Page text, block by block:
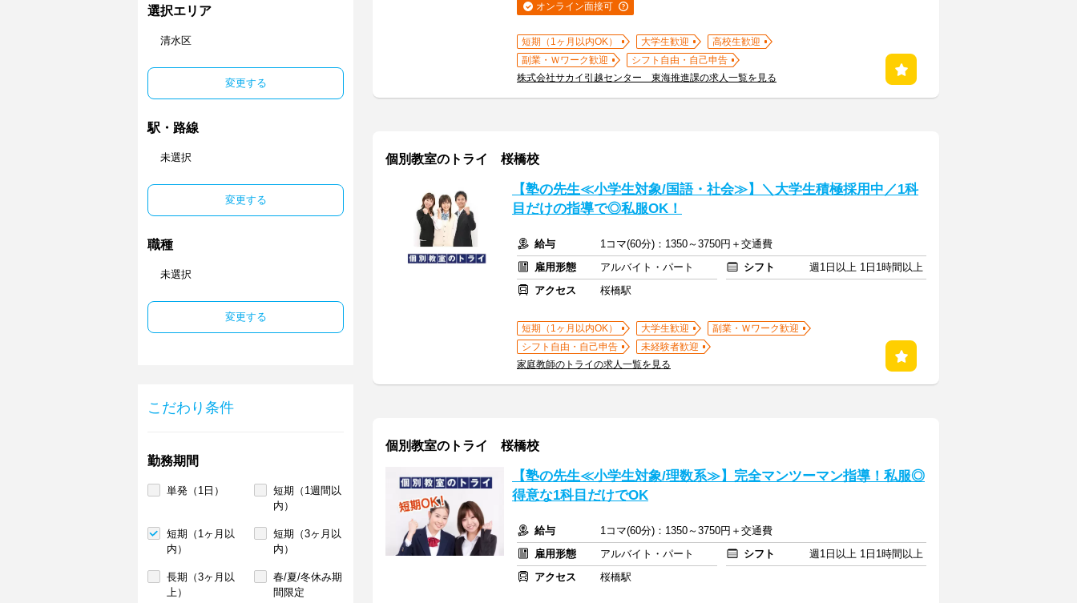
選択エリア
清水区
変更する
駅・路線
未選択
変更する
職種
未選択
変更する
こだわり条件
勤務期間
単発（1日）
短期（1週間以
内）
短期（1ヶ月以
内）
短期（3ヶ月以
内）
長期（3ヶ月以
上）
春/夏/冬休み期
間限定
オンライン面接可
短期（1ヶ月以内OK） 大学生歓迎
高校生歓迎
副業・Ｗワーク歓迎
シフト自由・自己申告
株式会社サカイ引越センター 東海推進課の求人一覧を見る
個別教室のトライ 桜橋校
【塾の先生≪小学生対象/国語・社会≫】＼大学生積極採用中／1科
目だけの指導で◎私服OK！
給与
1コマ(60分)：1350～3750円＋交通費
雇用形態
アルバイト・パート シフト
週1日以上 1日1時間以上
アクセス
桜橋駅
短期（1ヶ月以内OK） 大学生歓迎
副業・Ｗワーク歓迎
シフト自由・自己申告
未経験者歓迎
家庭教師のトライの求人一覧を見る
個別教室のトライ 桜橋校
【塾の先生≪小学生対象/理数系≫】完全マンツーマン指導！私服◎
得意な1科目だけでOK
給与
1コマ(60分)：1350～3750円＋交通費
雇用形態
アルバイト・パート シフト
週1日以上 1日1時間以上
アクセス
桜橋駅